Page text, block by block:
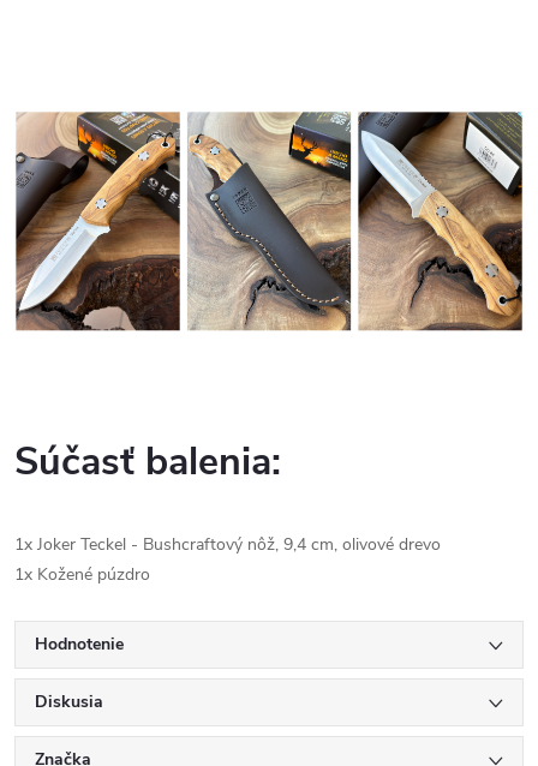
Súčasť balenia:
1x Joker Teckel - Bushcraftový nôž, 9,4 cm, olivové drevo
1x Kožené púzdro
Hodnotenie
Diskusia
Značka